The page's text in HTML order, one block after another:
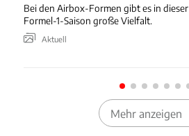
Bei den Airbox-Formen gibt es in dieser
Formel-1-Saison große Vielfalt.
Aktuell
Mehr anzeigen